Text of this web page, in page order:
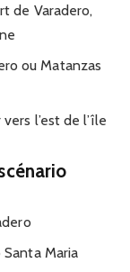
de Varadero,
ou Matanzas
l’est de l’île
Santa Maria